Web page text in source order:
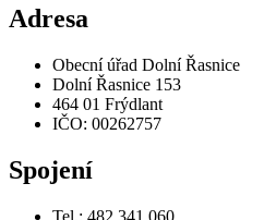
Adresa
Obecní úřad Dolní Řasnice
Dolní Řasnice 153
464 01 Frýdlant
IČO: 00262757
Spojení
Tel.: 482 341 060